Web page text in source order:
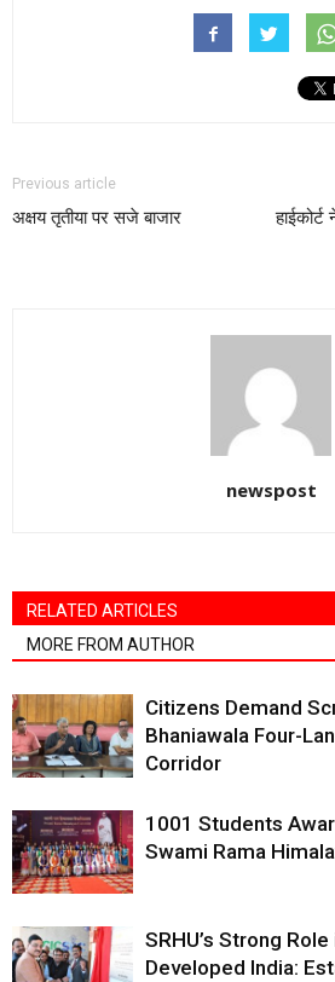
Previous article
अक्षय तृतीया पर सजे बाजार
newspost
RELATED ARTICLES
MORE FROM AUTHOR
Citizens Demand
Bhaniawala Four-
Corridor
1001 Students
Swami Rama
SRHU’s Strong
Developed India: